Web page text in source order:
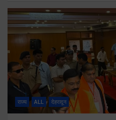
राज्य ALL देहरादून